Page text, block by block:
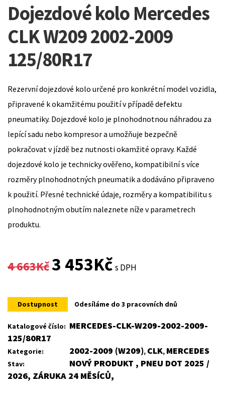
Dojezdové kolo Mercedes
CLK W209 2002-2009
125/80R17
Rezervní dojezdové kolo určené pro konkrétní model vozidla,
připravené k okamžitému použití v případě defektu
pneumatiky. Dojezdové kolo je plnohodnotnou náhradou za
lepící sadu nebo kompresor a umožňuje bezpečně
pokračovat v jízdě bez nutnosti okamžité opravy. Každé
dojezdové kolo je technicky ověřeno, kompatibilní s více
rozměry plnohodnotných pneumatik a dodáváno připraveno
k použití. Přesné technické údaje, rozměry a kompatibilitu s
plnohodnotným obutím naleznete níže v parametrech
produktu.
4 663Kč
Original
was:
4
3 453KčCurrent
is:
3
s DPH
Dostupnost Odesíláme do 3 pracovních dnů
Katalogové číslo: MERCEDES-CLK-W209-2002-2009-
125/80R17
Kategorie: 2002-2009 (W209), CLK, MERCEDES
Stav:
NOVÝ PRODUKT , PNEU DOT 2025 /
2026, ZÁRUKA 24 MĚSÍCŮ,